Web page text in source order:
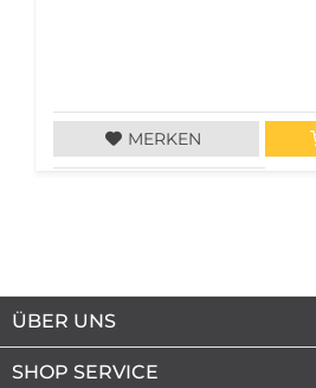
MERKEN
ÜBER UNS
SHOP SERVICE